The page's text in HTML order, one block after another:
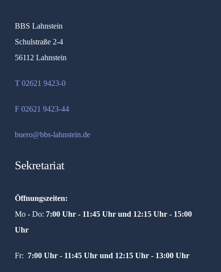
BBS Lahnstein
Schulstraße 2-4
56112 Lahnstein
T 02621 9423-0
F 02621 9423-44
buero@bbs-lahnstein.de
Sekretariat
Öffnungszeiten:
Mo - Do: 7:00 Uhr - 11:45 Uhr und 12:15 Uhr - 15:00
Uhr
Fr: 7:00 Uhr - 11:45 Uhr und 12:15 Uhr - 13:00 Uhr